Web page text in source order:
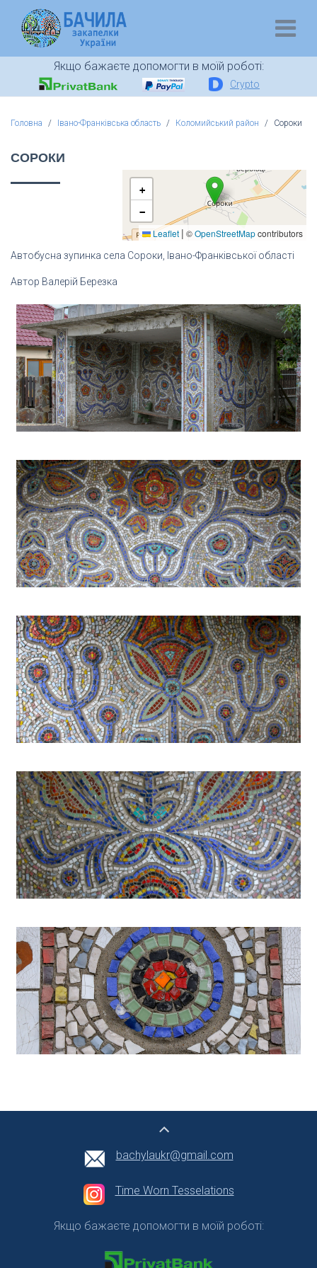
Якщо бажаєте допомогти в моїй роботі:
Crypto
Головна Івано-Франківська область Коломийський район Сороки
СОРОКИ
+
−
Leaflet | ©OpenStreetMapcontributors
Автобусна зупинка села Сороки, Івано-Франківської області
Автор Валерій Березка
bachylaukr@gmail.com
Time Worn Tesselations
Якщо бажаєте допомогти в моїй роботі: